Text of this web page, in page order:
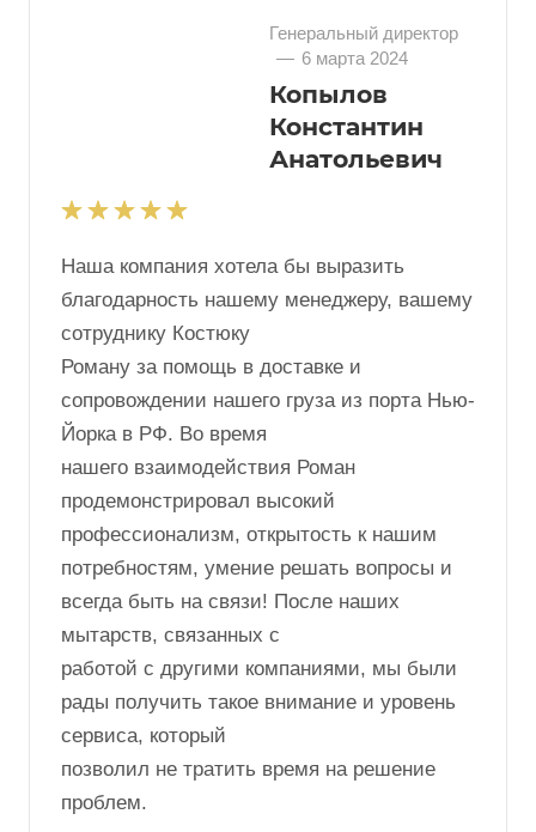
Копылов
Константин
Анатольевич
Наша компания хотела бы выразить
благодарность нашему менеджеру, вашему
сотруднику Костюку
Роману за помощь в доставке и
сопровождении нашего груза из порта Нью-
Йорка в РФ. Во время
нашего взаимодействия Роман
продемонстрировал высокий
профессионализм, открытость к нашим
потребностям, умение решать вопросы и
всегда быть на связи! После наших
мытарств, связанных с